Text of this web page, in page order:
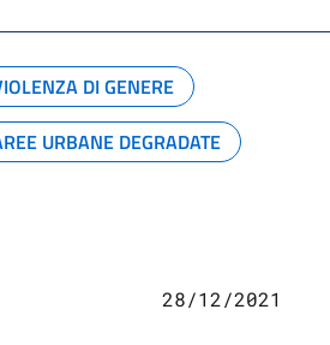
DI GENERE
URBANE DEGRADATE
28/12/2021